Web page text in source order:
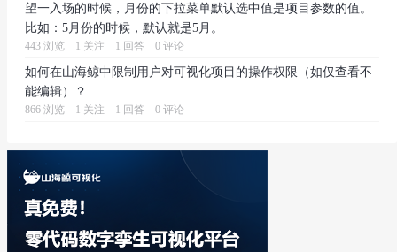
望一入场的时候，月份的下拉菜单默认选中值是项目参数的值。
比如：5月份的时候，默认就是5月。
443 浏览 1 关注 1 回答 0 评论
如何在山海鲸中限制用户对可视化项目的操作权限（如仅查看不
能编辑）？
866 浏览 1 关注 1 回答 0 评论